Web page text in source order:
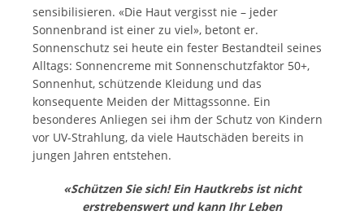
sensibilisieren. «Die Haut vergisst nie – jeder
Sonnenbrand ist einer zu viel», betont er.
Sonnenschutz sei heute ein fester Bestandteil seines
Alltags: Sonnencreme mit Sonnenschutzfaktor 50+,
Sonnenhut, schützende Kleidung und das
konsequente Meiden der Mittagssonne. Ein
besonderes Anliegen sei ihm der Schutz von Kindern
vor UV-Strahlung, da viele Hautschäden bereits in
jungen Jahren entstehen.
«Schützen Sie sich! Ein Hautkrebs ist nicht
erstrebenswert und kann Ihr Leben